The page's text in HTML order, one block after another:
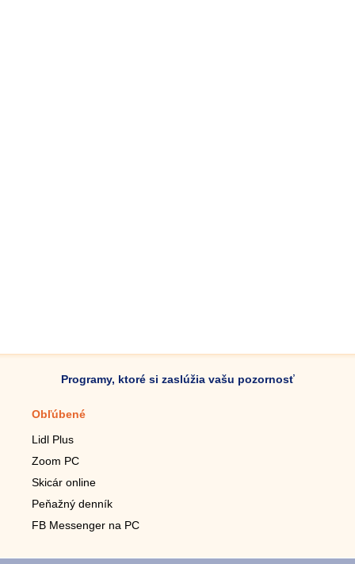
Programy, ktoré si zaslúžia vašu pozornosť
Obľúbené
Lidl Plus
Zoom PC
Skicár online
Peňažný denník
FB Messenger na PC